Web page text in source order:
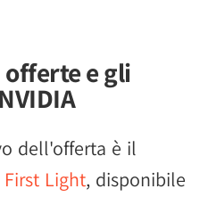
e gli
dell'offerta è il
First Light, disponibile